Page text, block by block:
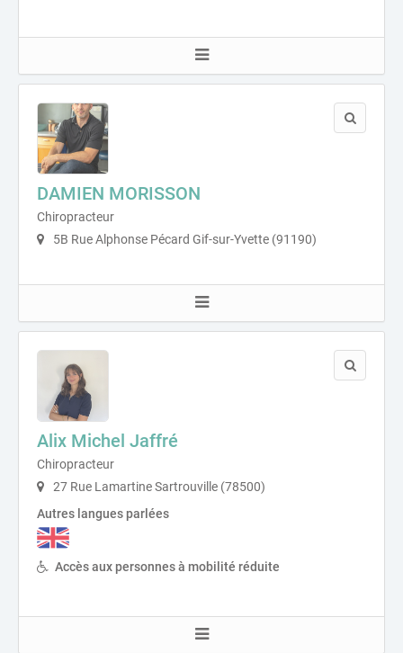
DAMIEN MORISSON
Chiropracteur
5B Rue Alphonse Pécard Gif-sur-Yvette (91190)
Alix Michel Jaffré
Chiropracteur
27 Rue Lamartine Sartrouville (78500)
Autres langues parlées
Accès aux personnes à mobilité réduite